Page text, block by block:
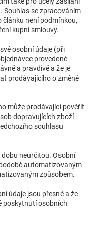
Souhlas se zpracováním
není podmínkou,
kupní smlouvy.
osobní údaje (při
provedené
a pravdivě a že je
prodávajícího o změně
může prodávající pověřit
dopravujících zboží
souhlasu
neurčitou. Osobní
automatizovaným
způsobem.
údaje jsou přesné a že
poskytnutí osobních